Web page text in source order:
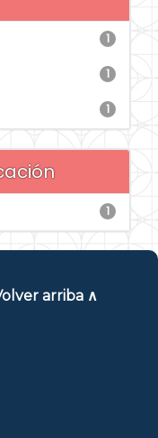
1
1
1
1
arriba ∧